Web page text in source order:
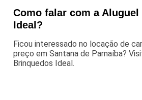
Como falar com a
Ideal?
Ficou interessado no locação de
preço em Santana de Parnaíba?
Brinquedos Ideal.